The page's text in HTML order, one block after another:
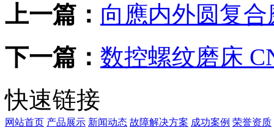
上一篇： 向應内外圆复合
下一篇： 数控螺纹磨床
快速链接
网站首页 产品展示 新闻动态 故障解决方案 成功案例 荣誉资质